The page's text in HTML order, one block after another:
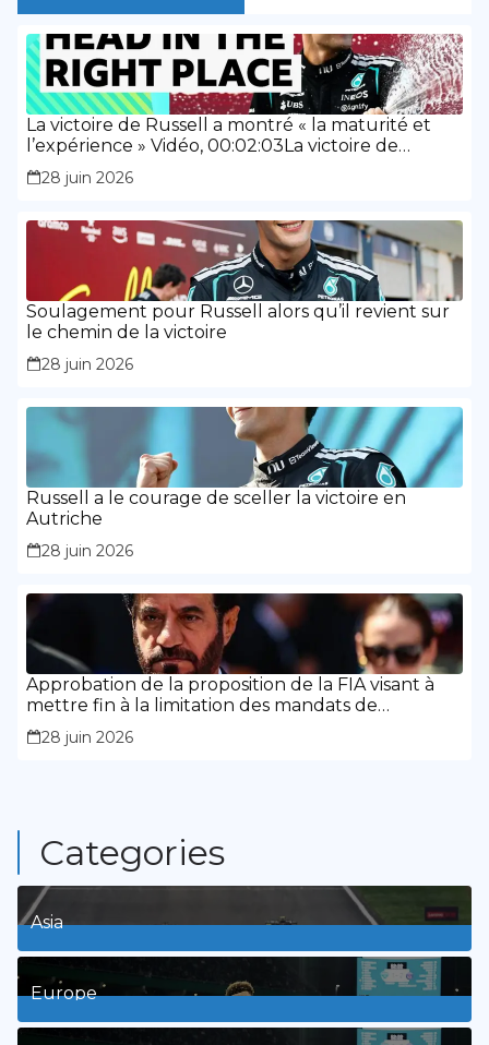
La victoire de Russell a montré « la maturité et
l’expérience » Vidéo, 00:02:03La victoire de
Russell a montré « la maturité et l’expérience »
28 juin 2026
Soulagement pour Russell alors qu’il revient sur
le chemin de la victoire
28 juin 2026
Russell a le courage de sceller la victoire en
Autriche
28 juin 2026
Approbation de la proposition de la FIA visant à
mettre fin à la limitation des mandats de
présidence
28 juin 2026
Categories
Asia
1Posts
Europe
3Posts